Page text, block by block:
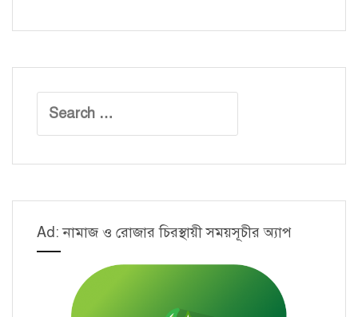
ও
নিউরাল
প্রয়োগ
for:
Ad: নামাজ ও রোজার চিরস্থায়ী সময়সূচীর অ্যাপ